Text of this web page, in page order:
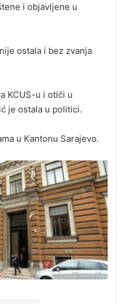
i objavljene u
ostala i bez zvanja
KCUS-u i otići u
je ostala u politici.
u Kantonu Sarajevo.